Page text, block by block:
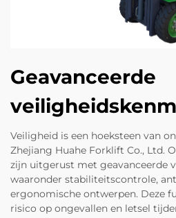
Geavanceerde
Veiligheid is een hoeksteen van
Zhejiang Huahe Forklift Co., Ltd.
zijn uitgerust met geavanceerde
waaronder stabiliteitscontrole,
ergonomische ontwerpen. Deze
risico op ongevallen en letsel